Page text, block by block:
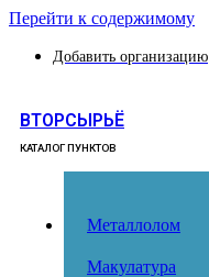
Перейти к содержимому
Добавить организацию
ВТОРСЫРЬЁ
КАТАЛОГ ПУНКТОВ
Металлолом
Макулатура